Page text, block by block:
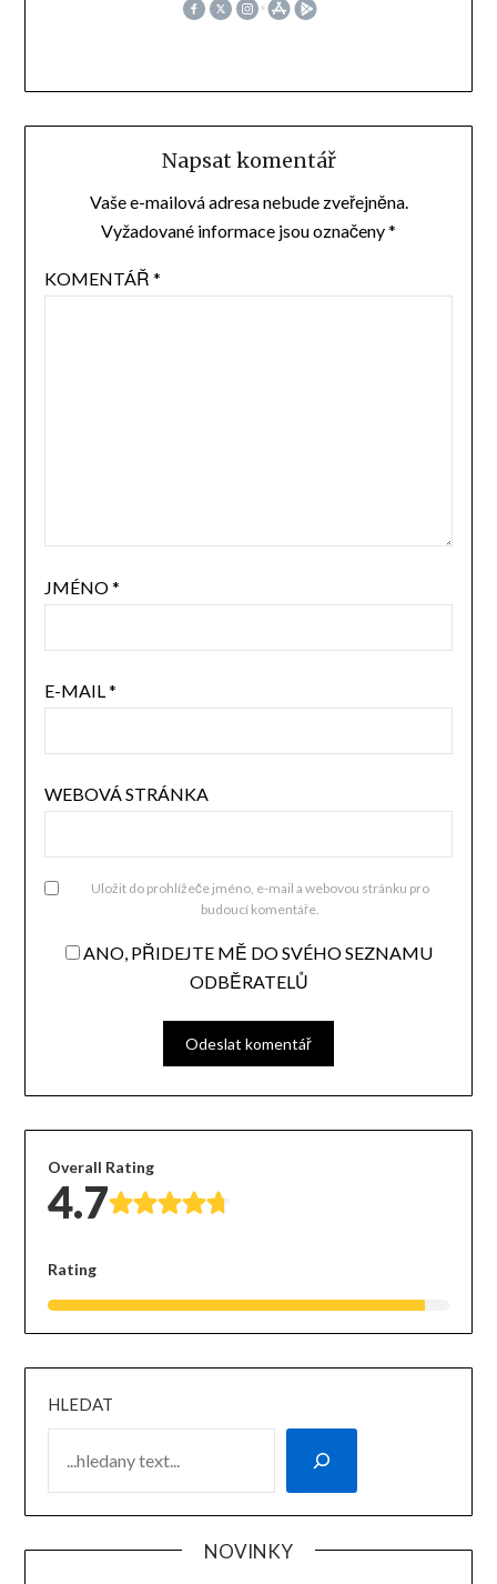
Napsat komentář
Vaše e-mailová adresa nebude zveřejněna.
Vyžadované informace jsou označeny*
KOMENTÁŘ *
JMÉNO*
E-MAIL*
WEBOVÁ STRÁNKA
Uložit do prohlížeče jméno, e-mail a webovou stránku pro
budoucí komentáře.
ANO, PŘIDEJTE MĚ DO SVÉHO SEZNAMU
ODBĚRATELŮ
Overall Rating
4.7
Rating
HLEDAT
NOVINKY